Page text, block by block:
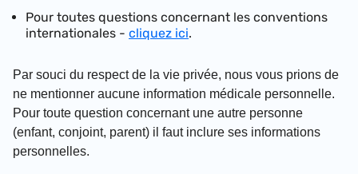
Pour toutes questions concernant les conventions
internationales - cliquez ici.
Par souci du respect de la vie privée, nous vous prions de
ne mentionner aucune information médicale personnelle.
Pour toute question concernant une autre personne
(enfant, conjoint, parent) il faut inclure ses informations
personnelles.